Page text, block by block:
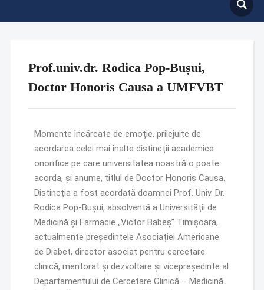
Prof.univ.dr. Rodica Pop-Bușui,
Doctor Honoris Causa a UMFVBT
Momente încărcate de emoție, prilejuite de
acordarea celei mai înalte distincții academice
onorifice pe care universitatea noastră o poate
acorda, și anume, titlul de Doctor Honoris Causa.
Distincția a fost acordată doamnei Prof. Univ. Dr.
Rodica Pop-Bușui, absolventă a Universității de
Medicină și Farmacie „Victor Babeș” Timișoara,
actualmente președintele Asociației Americane
de Diabet, director asociat pentru cercetare
clinică, mentorat și dezvoltare și vicepreședinte al
Departamentului de Cercetare Clinică – Medicină